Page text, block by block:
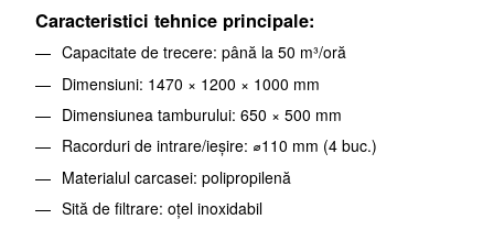
Caracteristici tehnice principale:
Capacitate de trecere: până la 50 m³/oră
Dimensiuni: 1470 × 1200 × 1000 mm
Dimensiunea tamburului: 650 × 500 mm
Racorduri de intrare/ieșire: ⌀110 mm (4 buc.)
Materialul carcasei: polipropilenă
Sită de filtrare: oțel inoxidabil